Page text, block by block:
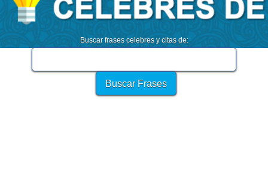
Buscar frases celebres y citas de: